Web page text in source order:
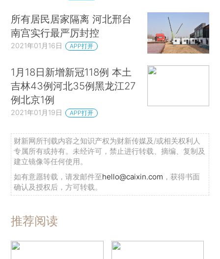
所有居民居家隔离 河北邢台
南宫实行最严厉封控
2021年01月16日 APP打开
1月18日新增新冠118例 本土
吉林43例河北35例黑龙江27
例北京1例
2021年01月19日 APP打开
财新网所刊载内容之知识产权为财新传媒及/或相关权利人
专属所有或持有。未经许可，禁止进行转载、摘编、复制及
建立镜像等任何使用。
如有意愿转载，请发邮件至hello@caixin.com ，获得书面
确认及授权后，方可转载。
推荐阅读